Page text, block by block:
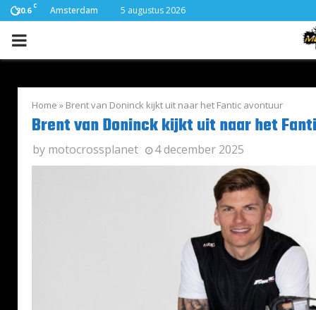
20.6 C Amsterdam 5 augustus 2026
PRIMARY
Home » Brent van Doninck kijkt uit naar het Fantic avontuur
Brent van Doninck kijkt uit naar het
by motocrossplanet 4 december 2025